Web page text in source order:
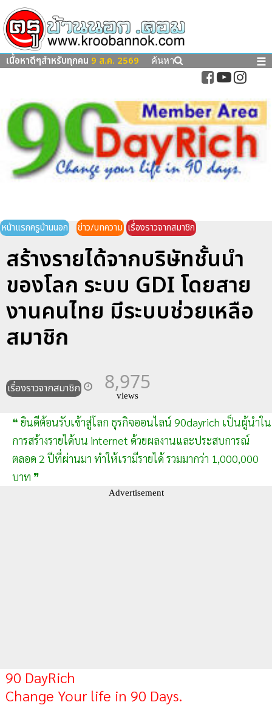
เนื้อหาดีๆสำหรับทุกคน 9 ส.ค. 2569 ค้นหา ☰
หน้าแรกครูบ้านนอก ข่าว/บทความ เรื่องราวจากสมาชิก
สร้างรายได้จากบริษัทชั้นนำ
ของโลก ระบบ GDI โดยสาย
งานคนไทย มีระบบช่วยเหลือ
สมาชิก
เรื่องราวจากสมาชิก 8,975
views
❝ ยินดีต้อนรับเข้าสู่โลก ธุรกิจออนไลน์ 90dayrich เป็นผู้นำใน
การสร้างรายได้บน internet ด้วยผลงานและประสบการณ์
ตลอด 2 ปีที่ผ่านมา ทำให้เรามีรายได้ รวมมากว่า 1,000,000
บาท ❞
Advertisement
90 DayRich
Change Your life in 90 Days.